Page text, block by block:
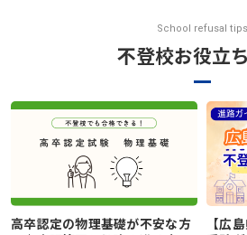
School refusal tips
不登校お役立
高卒認定の物理基礎が不安な方
【広